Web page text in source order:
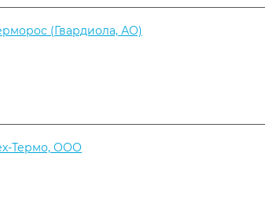
(Гвардиола, АО)
Термо, ООО